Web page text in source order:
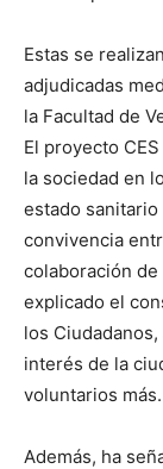
Estas se
adjudicadas
la Facultad de
El proyecto
la sociedad en
estado
convivencia
colaboración de
explicado el
los
interés de la
voluntarios más.
Además, ha